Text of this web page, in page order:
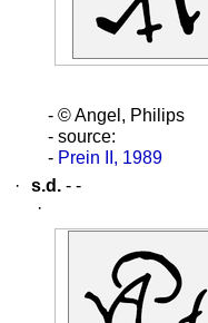
- © Angel, Philips
- source:
- Prein II, 1989
·
s.d. - -
·